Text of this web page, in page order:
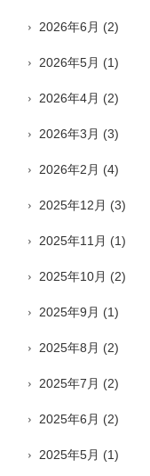
2026年6月 (2)
2026年5月 (1)
2026年4月 (2)
2026年3月 (3)
2026年2月 (4)
2025年12月 (3)
2025年11月 (1)
2025年10月 (2)
2025年9月 (1)
2025年8月 (2)
2025年7月 (2)
2025年6月 (2)
2025年5月 (1)